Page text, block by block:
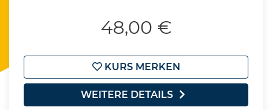
48,00 €
KURS MERKEN
WEITERE DETAILS